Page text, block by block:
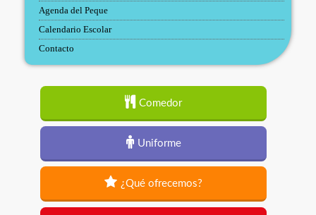
Agenda del Peque
Calendario Escolar
Contacto
Comedor
Uniforme
¿Qué ofrecemos?